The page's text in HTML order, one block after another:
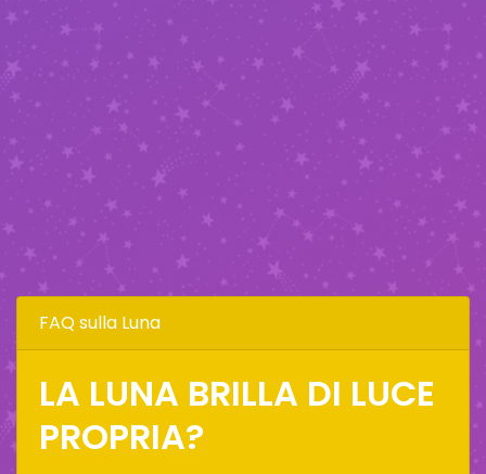
FAQ sulla Luna
LA LUNA BRILLA DI LUCE
PROPRIA?